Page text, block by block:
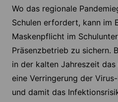
Wo das regionale
Schulen erfordert, kann im
Maskenpflicht im
Präsenzbetrieb zu sichern.
in der kalten Jahreszeit
eine Verringerung der
und damit das